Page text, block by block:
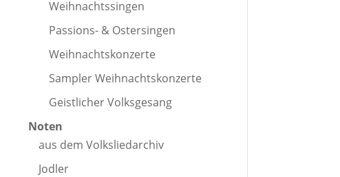
Weihnachtssingen
Passions- & Ostersingen
Weihnachtskonzerte
Sampler Weihnachtskonzerte
Geistlicher Volksgesang
Noten
aus dem Volksliedarchiv
Jodler